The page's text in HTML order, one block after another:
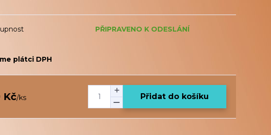
PŘIPRAVENO K ODESLÁNÍ
plátci DPH
Kč/ks Přidat do košíku